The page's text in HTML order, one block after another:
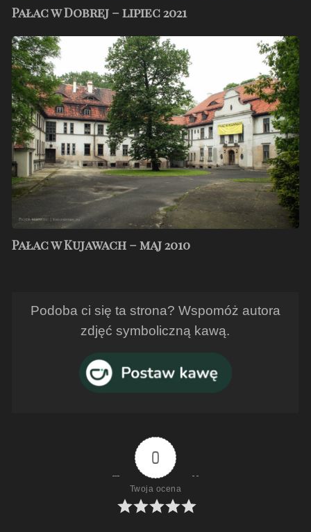
Pałac w Dobrej – lipiec 2021
Pałac
w
Kujawach
–
maj
2010
Pałac w Kujawach – maj 2010
Podoba ci się ta strona? Wspomóż autora
zdjęć symboliczną kawą.
0
Twoja ocena